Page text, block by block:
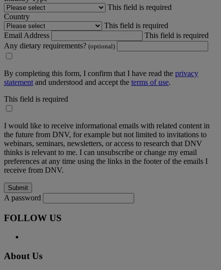
This field is required
Country
This field is required
Email Address
This field is required
Any dietary requirements? (optional)
By completing this form, I confirm that I have read the privacy
statement and understood and accept the terms of use.
This field is required
I would like to receive informational emails with related content in
the future from DNV, for example but not limited to invitations to
webinars, seminars, newsletters, or access to research that DNV
thinks is relevant to me. I can unsubscribe or change my email
preferences at any time using the links in the footer of the emails I
receive from DNV.
A password
FOLLOW US
About Us